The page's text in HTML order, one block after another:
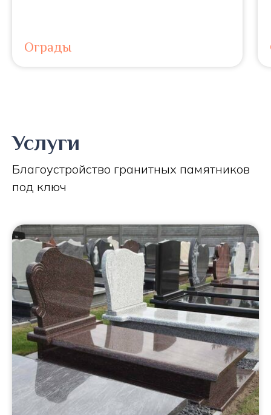
Ограды
Услуги
Благоустройство гранитных памятников
под ключ